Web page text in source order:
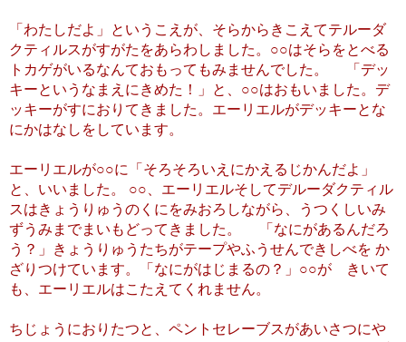
「わたしだよ」というこえが、そらからきこえてテルーダ
クティルスがすがたをあらわしました。○○はそらをとべる
トカゲがいるなんておもってもみませんでした。 「デッ
キーというなまえにきめた！」と、○○はおもいました。デ
ッキーがすにおりてきました。エーリエルがデッキーとな
にかはなしをしています。
エーリエルが○○に「そろそろいえにかえるじかんだよ」
と、いいました。 ○○、エーリエルそしてデルーダクティル
スはきょうりゅうのくにをみおろしながら、うつくしいみ
ずうみまでまいもどってきました。 「なにがあるんだろ
う？」きょうりゅうたちがテープやふうせんできしべを か
ざりつけています。「なにがはじまるの？」○○が きいて
も、エーリエルはこたえてくれません。
ちじょうにおりたつと、ペントセレーブスがあいさつにや